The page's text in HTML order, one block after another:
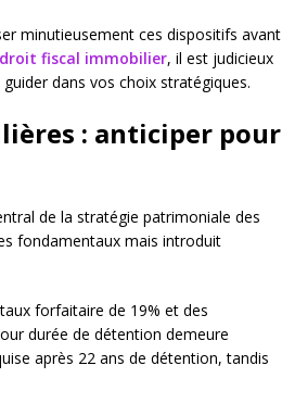
minutieusement ces dispositifs avant
fiscal immobilier, il est judicieux
dans vos choix stratégiques.
: anticiper pour
de la stratégie patrimoniale des
fondamentaux mais introduit
forfaitaire de 19% et des
durée de détention demeure
après 22 ans de détention, tandis